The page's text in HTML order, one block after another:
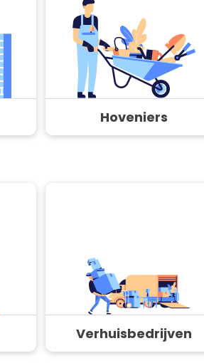
Hoveniers
Verhuisbedrijven